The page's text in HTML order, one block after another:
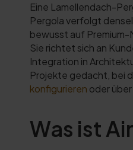
Eine Lamellendach-
Pergola verfolgt
bewusst auf
Sie richtet sich an
Integration in
Projekte gedacht, bei
konfigurieren oder
Was ist